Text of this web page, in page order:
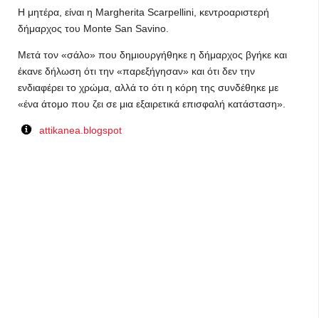
Η μητέρα, είναι η Margherita Scarpellini, κεντροαριστερή
δήμαρχος του Monte San Savino.
Μετά τον «σάλο» που δημιουργήθηκε η δήμαρχος βγήκε και
έκανε δήλωση ότι την «παρεξήγησαν» και ότι δεν την
ενδιαφέρει το χρώμα, αλλά το ότι η κόρη της συνδέθηκε με
«ένα άτομο που ζει σε μια εξαιρετικά επισφαλή κατάσταση».
attikanea.blogspot